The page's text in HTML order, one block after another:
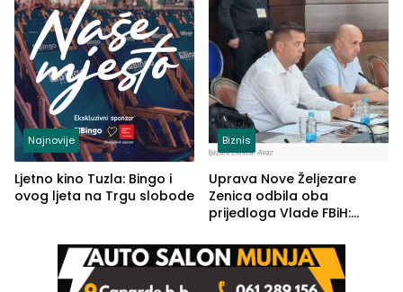
Najnovije
Ljetno kino Tuzla: Bingo i
ovog ljeta na Trgu slobode
Biznis
Uprava Nove Željezare
Zenica odbila oba
prijedloga Vlade FBiH:
rješenje